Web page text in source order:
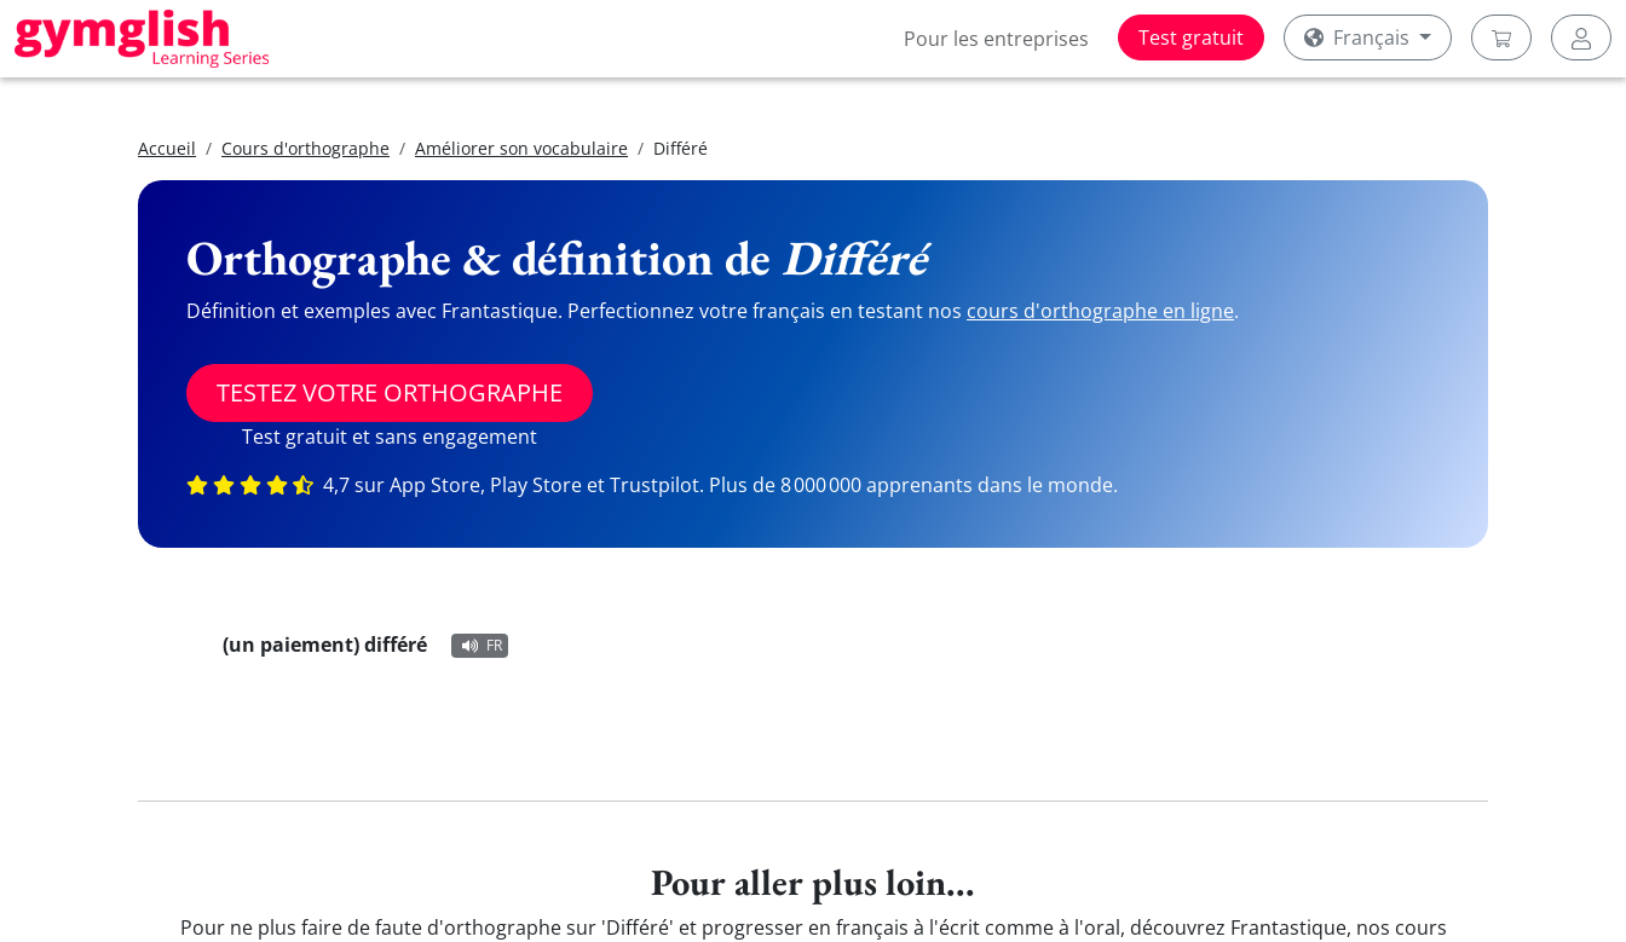
Pour les entreprises Test gratuit Français
Accueil Cours d'orthographe Améliorer son vocabulaire Différé
Orthographe & définition de Différé
Définition et exemples avec Frantastique. Perfectionnez votre français en testant nos cours d'orthographe en ligne.
TESTEZ VOTRE ORTHOGRAPHE
Test gratuit et sans engagement
4,7 sur App Store, Play Store et Trustpilot. Plus de 8 000 000 apprenants dans le monde.
(un paiement) différé FR
Pour aller plus loin...
Pour ne plus faire de faute d'orthographe sur 'Différé' et progresser en français à l'écrit comme à l'oral, découvrez Frantastique, nos cours